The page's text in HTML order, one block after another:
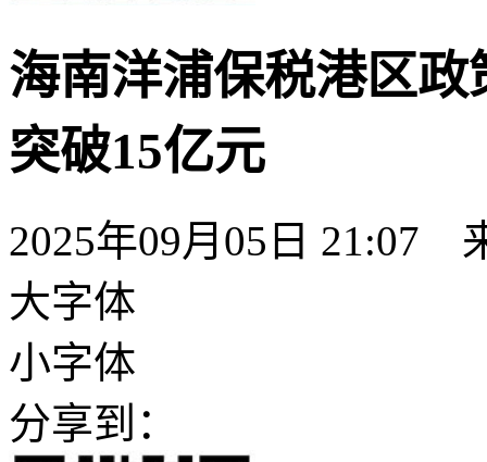
海南洋浦保税港区
突破15亿元
2025年09月05日 21:07
大字体
小字体
分享到：